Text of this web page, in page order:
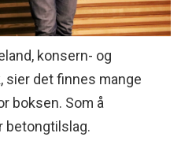
konsern- og
sier det finnes mange
boksen. Som å
betongtilslag.